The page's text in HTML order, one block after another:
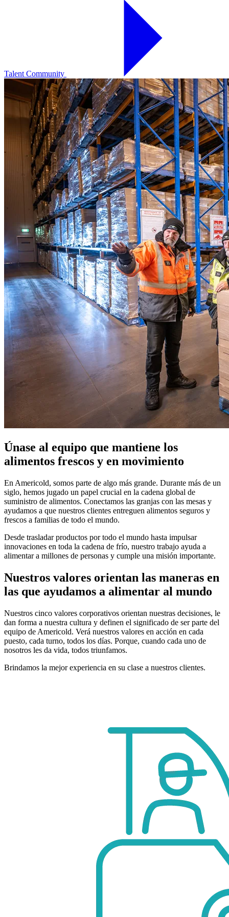
Talent Community
Únase al equipo que mantiene los
alimentos frescos y en movimiento
En Americold, somos parte de algo más grande. Durante más de un
siglo, hemos jugado un papel crucial en la cadena global de
suministro de alimentos. Conectamos las granjas con las mesas y
ayudamos a que nuestros clientes entreguen alimentos seguros y
frescos a familias de todo el mundo.
Desde trasladar productos por todo el mundo hasta impulsar
innovaciones en toda la cadena de frío, nuestro trabajo ayuda a
alimentar a millones de personas y cumple una misión importante.
Nuestros valores orientan las maneras en
las que ayudamos a alimentar al mundo
Nuestros cinco valores corporativos orientan nuestras decisiones, le
dan forma a nuestra cultura y definen el significado de ser parte del
equipo de Americold. Verá nuestros valores en acción en cada
puesto, cada turno, todos los días. Porque, cuando cada uno de
nosotros les da vida, todos triunfamos.
Brindamos la mejor experiencia en su clase a nuestros clientes.